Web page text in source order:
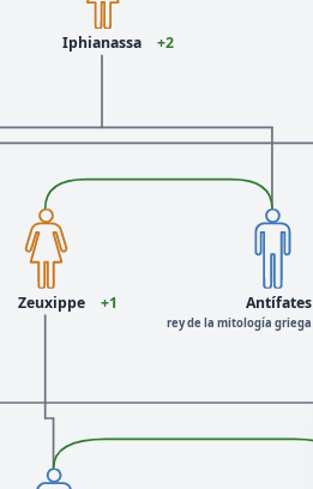
Iphianassa +2
Zeuxippe +1 Antífates
rey de la mitología griega